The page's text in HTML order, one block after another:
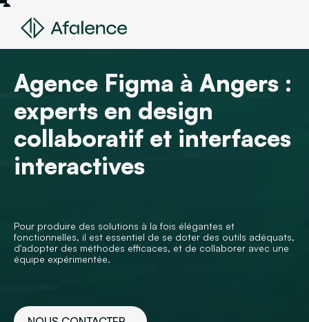
Agence Figma à Angers :
experts en design
collaboratif et interfaces
interactives
Pour produire des solutions à la fois élégantes et
fonctionnelles, il est essentiel de se doter des outils adéquats,
d'adopter des méthodes efficaces, et de collaborer avec une
équipe expérimentée.